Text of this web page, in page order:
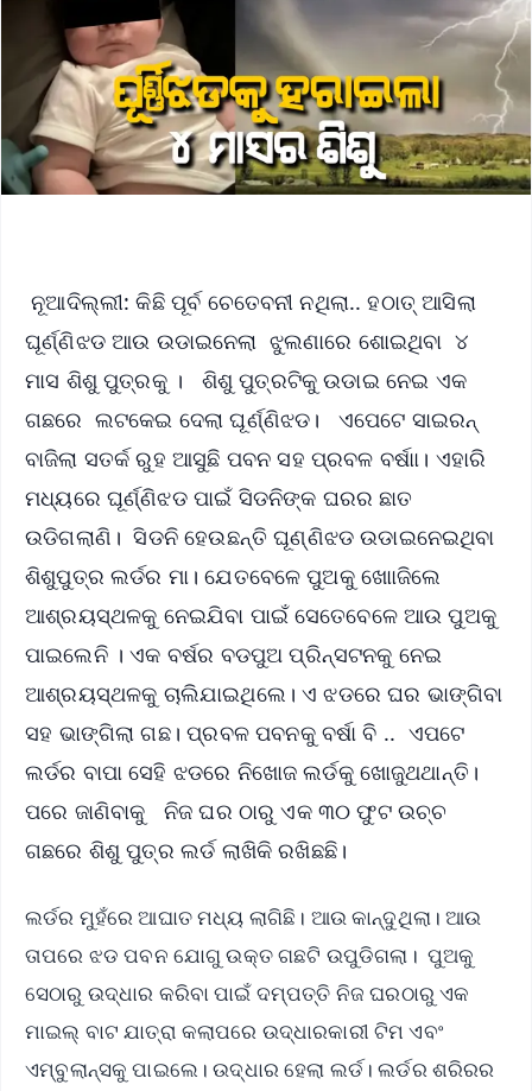
ନୂଆଦିଲ୍ଲୀ: କିଛି ପୂର୍ବ ଚେତେବନୀ ନଥିଲା.. ହଠାତ୍‌ ଆସିଲା
ଘୂର୍ଣ୍ଣିଝଡ ଆଉ ଉଡାଇନେଲା ଝୁଲଣାରେ ଶୋଇଥିବା ୪
ମାସ ଶିଶୁ ପୁତ୍ରକୁ । ଶିଶୁ ପୁତ୍ରଟିକୁ ଉଡାଇ ନେଇ ଏକ
ଗଛରେ ଲଟକେଇ ଦେଲା ଘୂର୍ଣ୍ଣିଝଡ। ଏପେଟେ ସାଇରନ୍‌
ବାଜିଲା ସତର୍କ ରୁହ ଆସୁଛି ପବନ ସହ ପ୍ରବଳ ବର୍ଷାା। ଏହାରି
ମଧ୍ୟରେ ଘୂର୍ଣ୍ଣିଝଡ ପାଇଁ ସିଡନିଙ୍କ ଘରର ଛାତ
ଉଡିଗଲାଣି। ସିଡନି ହେଉଛନ୍ତି ଘୂଣ୍ଣିଝଡ ଉଡାଇନେଇଥିବା
ଶିଶୁପୁତ୍ର ଲର୍ଡର ମା। ଯେତବେଳେ ପୁଅକୁ ଖୋାଜିଲେ
ଆଶ୍ରୟସ୍ଥଳକୁ ନେଇଯିବା ପାଇଁ ସେତେବେଳେ ଆଉ ପୁଅକୁ
ପାଇଲେନି । ଏକ ବର୍ଷର ବଡପୁଅ ପ୍ରିନ୍ସଟନକୁ ନେଇ
ଆଶ୍ରୟସ୍ଥଳକୁ ଚାଲିଯାଇଥିଲେ। ଏ ଝଡରେ ଘର ଭାଙ୍ଗିବା
ସହ ଭାଙ୍ଗିଲା ଗଛ। ପ୍ରବଳ ପବନକୁ ବର୍ଷା ବି .. ଏପଟେ
ଲର୍ଡର ବାପା ସେହି ଝଡରେ ନିଖୋଜ ଲର୍ଡକୁ ଖୋଜୁଥଥାନ୍ତି।
ପରେ ଜାଣିବାକୁ ନିଜ ଘର ଠାରୁ ଏକ ୩୦ ଫୁଟ ଉଚ୍ଚ
ଗଛରେ ଶିଶୁ ପୁତ୍ର ଲର୍ଡ ଲାଖିକି ରଖିଛଛି।
ଲର୍ଡର ମୁହଁରେ ଆଘାତ ମଧ୍ୟ ଲାଗିଛି। ଆଉ କାନ୍ଦୁଥିଲା। ଆଉ
ତାପରେ ଝଡ ପବନ ଯୋଗୁ ଉକ୍ତ ଗଛଟି ଉପୁଡିଗଲା। ପୁଅକୁ
ସେଠାରୁ ଉଦ୍ଧାର କରିବା ପାଇଁ ଦମ୍ପତ୍ତି ନିଜ ଘରଠାରୁ ଏକ
ମାଇଲ୍‌ ବାଟ ଯାତ୍ରା କଲାପରେ ଉଦ୍ଧାରକାରୀ ଟିମ ଏବଂ
ଏମ୍ବୁଲାନ୍ସକୁ ପାଇଲେ। ଉଦ୍ଧାର ହେଲା ଲର୍ଡ। ଲର୍ଡର ଶରିରର